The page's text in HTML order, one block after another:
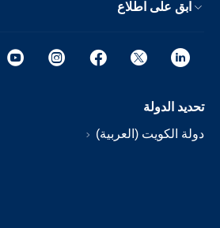
ابق على اطلاع
تحديد الدولة
دولة الكويت (العربية)